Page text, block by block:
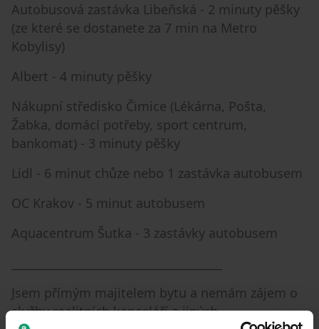
Autobusová zastávka Libeňská - 2 minuty pěšky
(ze které se dostanete za 7 min na Metro
Kobylisy)
Albert - 4 minuty pěšky
Nákupní středisko Čimice (Lékárna, Pošta,
Žabka, domácí potřeby, sport centrum,
bankomat) - 3 minuty pěšky
Lidl - 6 minut chůze nebo 1 zastávka autobusem
OC Krakov - 5 minut autobusem
Aquacentrum Šutka - 3 zastávky autobusem
Jsem přímým majitelem bytu a nemám zájem o
služby realitních kanceláří a jiných